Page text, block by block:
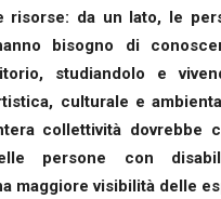
risorse: da un lato, le
bisogno di
studiandolo e
culturale e
collettività dovrebbe
persone con
maggiore visibilità delle